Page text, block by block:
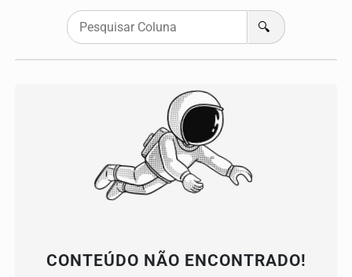
🔍
CONTEÚDO NÃO ENCONTRADO!